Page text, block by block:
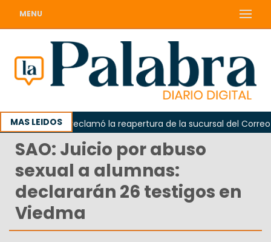
MENU
MAS LEIDOS
Odarda reclamó la reapertura de la sucursal del Correo
SAO: Juicio por abuso
sexual a alumnas:
declararán 26 testigos en
Viedma